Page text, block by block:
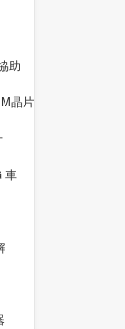
助
晶片
車